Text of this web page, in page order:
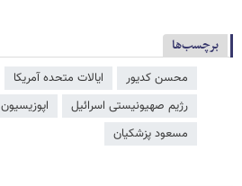
برچسب‌ها
محسن کدیور ایالات متحده آمریکا
رژیم صهیونیستی اسرائیل
اپوزیسیون
مسعود پزشکیان